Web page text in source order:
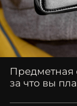
Предметная
за что вы